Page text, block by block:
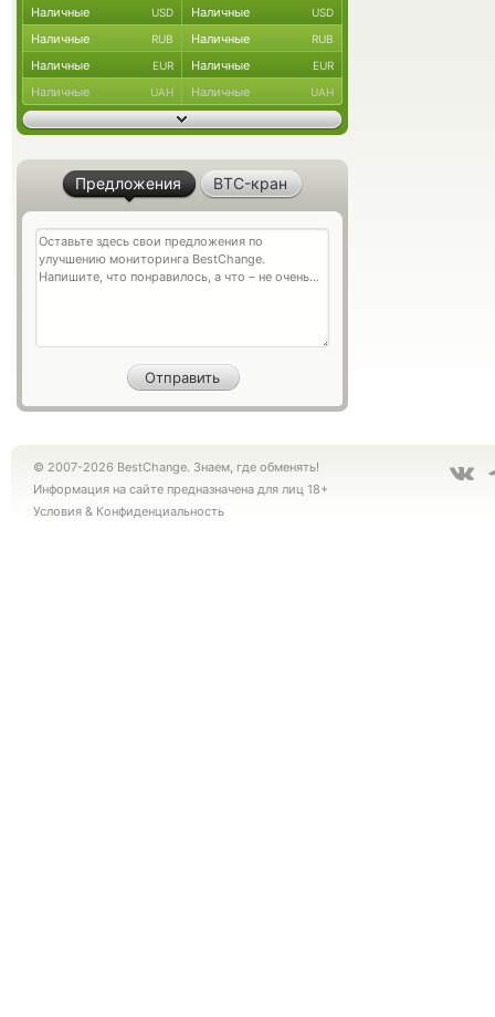
Наличные USD Наличные USD
Наличные RUB Наличные RUB
Наличные EUR Наличные EUR
Наличные UAH Наличные UAH
Предложения BTC-кран
© 2007-2026 BestChange. Знаем, где обменять!
Информация на сайте предназначена для лиц 18+
Условия & Конфиденциальность